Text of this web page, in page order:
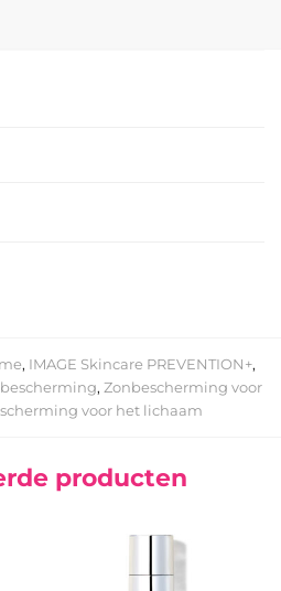
, IMAGE Skincare PREVENTION+,
, Zonbescherming voor
voor het lichaam
producten